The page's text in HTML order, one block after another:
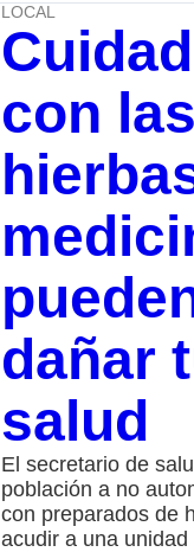
LOCAL
con las
dañar
salud
El secretario de
población a no
con preparados de
acudir a una unidad